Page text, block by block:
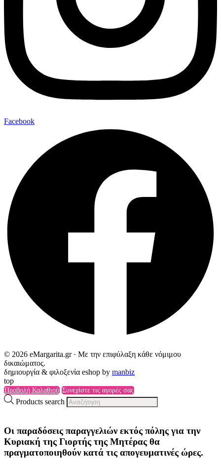
Facebook
© 2026 eMargarita.gr · Με την επιφύλαξη κάθε νόμιμου
δικαιώματος.
δημιουργία & φιλοξενία eshop by manbiz
top
Προβολή Καλαθιού Συνεχίστε τις αγορές σας
Products search
Οι παραδόσεις παραγγελιώνεκτός πόλης για την
Κυριακή της Γιορτής της Μητέρας θα
πραγματοποιηθούν κατά τις απογευματινές ώρες.